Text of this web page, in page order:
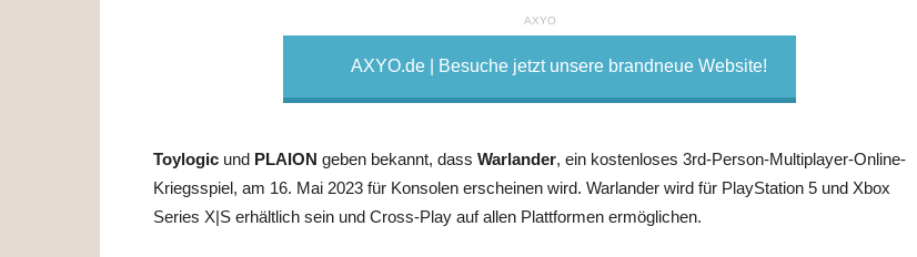
AXYO
AXYO.de | Besuche jetzt unsere brandneue Website!
Toylogic und PLAION geben bekannt, dass Warlander, ein kostenloses 3rd-Person-Multiplayer-Online-
Kriegsspiel, am 16. Mai 2023 für Konsolen erscheinen wird. Warlander wird für PlayStation 5 und Xbox
Series X|S erhältlich sein und Cross-Play auf allen Plattformen ermöglichen.